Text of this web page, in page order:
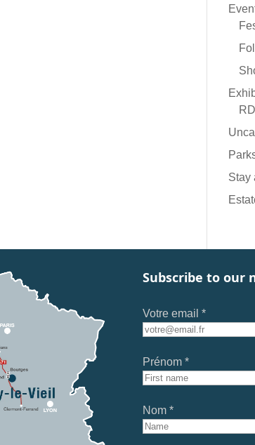
Stay
Subscribe to our
Votre email *
Prénom *
Nom *